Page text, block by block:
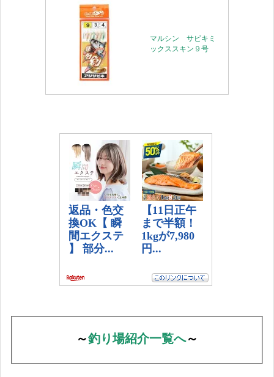
マルシン サビキミ
ックススキン９号
～釣り場紹介一覧へ～